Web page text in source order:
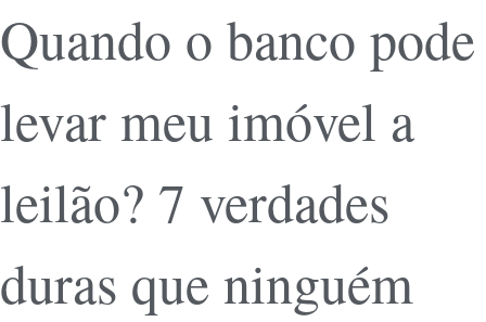
Quando o banco pode
levar meu imóvel a
leilão? 7 verdades
duras que ninguém